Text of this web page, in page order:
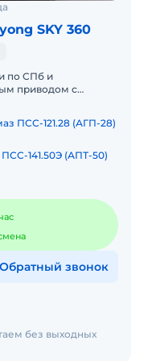
SKY 360
по СПб и
приводом с
ПСС-121.28 (АГП-28)
141.50Э (АПТ-50)
Обратный звонок
без выходных